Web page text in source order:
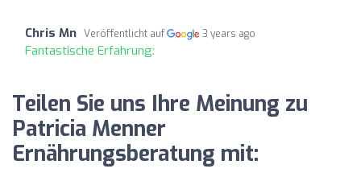
Chris Mn Veröffentlicht auf 3 years ago
Fantastische Erfahrung:
Teilen Sie uns Ihre Meinung zu
Patricia Menner
Ernährungsberatung mit: